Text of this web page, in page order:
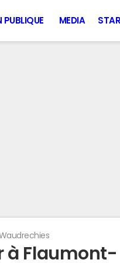
MEDIA
à Flaumont-